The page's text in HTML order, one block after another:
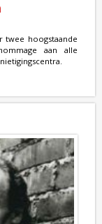
twee hoogstaande
aan alle